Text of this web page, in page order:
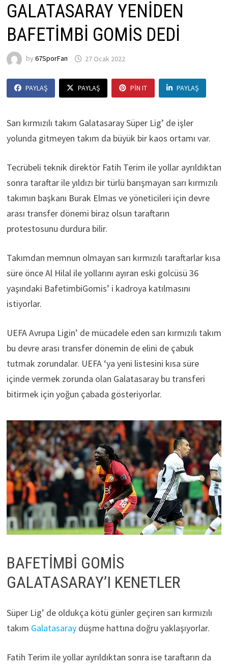
GALATASARAY YENİDEN
BAFETİMBİ GOMİS DEDİ
by 67SporFan 27 Ocak 2022
PAYLAŞ PAYLAŞ PIN IT PAYLAŞ
Sarı kırmızılı takım Galatasaray Süper Lig’ de işler
yolunda gitmeyen takım da büyük bir kaos ortamı var.
Tecrübeli teknik direktör Fatih Terim ile yollar ayrıldıktan
sonra taraftar ile yıldızı bir türlü barışmayan sarı kırmızılı
takımın başkanı Burak Elmas ve yöneticileri için devre
arası transfer dönemi biraz olsun taraftarın
protestosunu durdura bilir.
Takımdan memnun olmayan sarı kırmızılı taraftarlar kısa
süre önce Al Hilal ile yollarını ayıran eski golcüsü 36
yaşındaki BafetimbiGomis’ i kadroya katılmasını
istiyorlar.
UEFA Avrupa Ligin’ de mücadele eden sarı kırmızılı takım
bu devre arası transfer dönemin de elini de çabuk
tutmak zorundalar. UEFA ‘ya yeni listesini kısa süre
içinde vermek zorunda olan Galatasaray bu transferi
bitirmek için yoğun çabada gösteriyorlar.
BAFETİMBİ GOMİS
GALATASARAY’I KENETLER
Süper Lig’ de oldukça kötü günler geçiren sarı kırmızılı
takım Galatasaraydüşme hattına doğru yaklaşıyorlar.
Fatih Terim ile yollar ayrıldıktan sonra ise taraftarın da